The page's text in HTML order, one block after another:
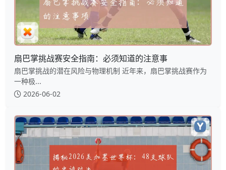
扇巴掌挑战赛安全指南：必须知道的注意事
扇巴掌挑战的潜在风险与物理机制 近年来，扇巴掌挑战赛作为
一种极...
2026-06-02